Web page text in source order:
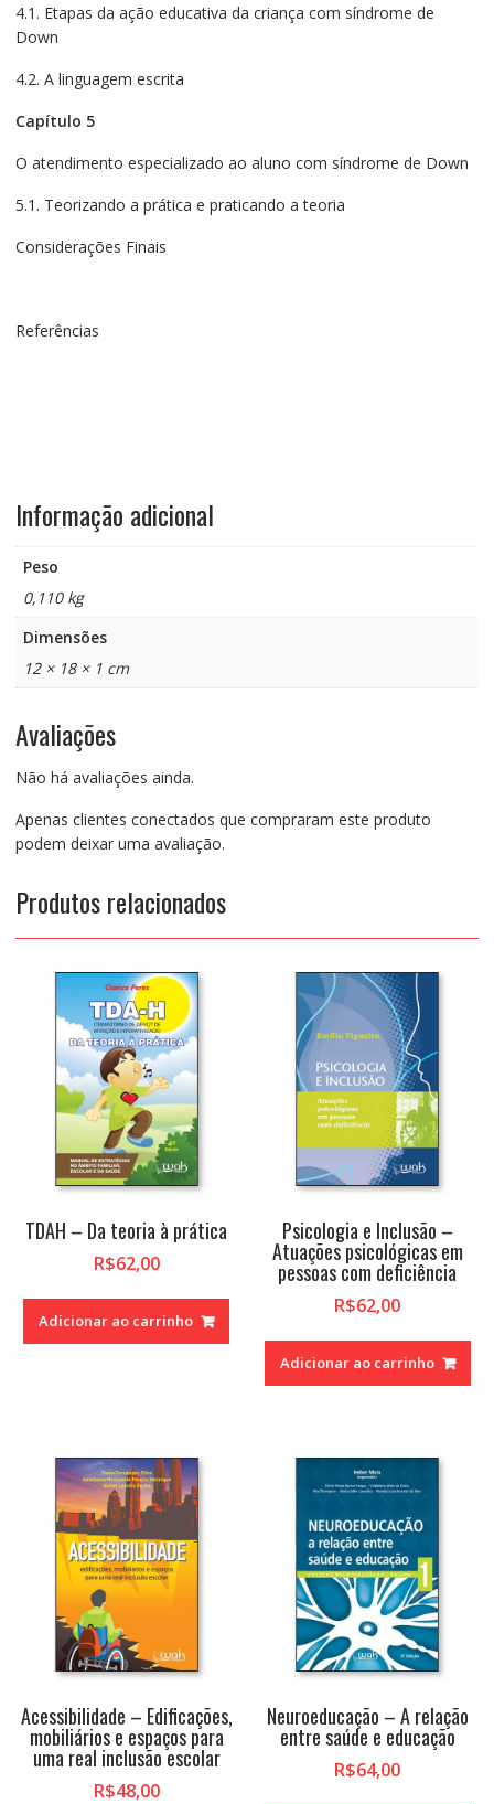
4.1. Etapas da ação educativa da criança com síndrome de
Down
4.2. A linguagem escrita
Capítulo 5
O atendimento especializado ao aluno com síndrome de Down
5.1. Teorizando a prática e praticando a teoria
Considerações Finais
Referências
Informação adicional
Peso
0,110 kg
Dimensões
12 × 18 × 1 cm
Avaliações
Não há avaliações ainda.
Apenas clientes conectados que compraram este produto
podem deixar uma avaliação.
Produtos relacionados
TDAH – Da teoria à prática
R$62,00
Adicionar ao carrinho
Psicologia e Inclusão –
Atuações psicológicas em
pessoas com deficiência
R$62,00
Adicionar ao carrinho
Acessibilidade – Edificações,
mobiliários e espaços para
uma real inclusão escolar
R$48,00
Neuroeducação – A relação
entre saúde e educação
R$64,00